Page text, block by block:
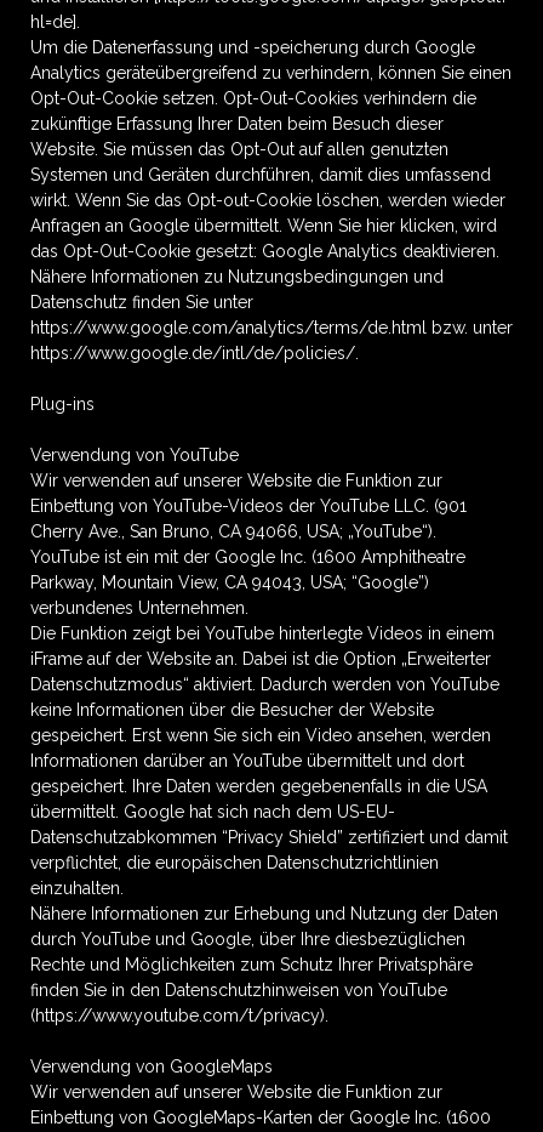
hl=de].
Um die Datenerfassung und -speicherung durch Google
Analytics geräteübergreifend zu verhindern, können Sie einen
Opt-Out-Cookie setzen. Opt-Out-Cookies verhindern die
zukünftige Erfassung Ihrer Daten beim Besuch dieser
Website. Sie müssen das Opt-Out auf allen genutzten
Systemen und Geräten durchführen, damit dies umfassend
wirkt. Wenn Sie das Opt-out-Cookie löschen, werden wieder
Anfragen an Google übermittelt. Wenn Sie hier klicken, wird
das Opt-Out-Cookie gesetzt: Google Analytics deaktivieren.
Nähere Informationen zu Nutzungsbedingungen und
Datenschutz finden Sie unter
https://www.google.com/analytics/terms/de.html bzw. unter
https://www.google.de/intl/de/policies/.
Plug-ins
Verwendung von YouTube
Wir verwenden auf unserer Website die Funktion zur
Einbettung von YouTube-Videos der YouTube LLC. (901
Cherry Ave., San Bruno, CA 94066, USA; „YouTube“).
YouTube ist ein mit der Google Inc. (1600 Amphitheatre
Parkway, Mountain View, CA 94043, USA; “Google”)
verbundenes Unternehmen.
Die Funktion zeigt bei YouTube hinterlegte Videos in einem
iFrame auf der Website an. Dabei ist die Option „Erweiterter
Datenschutzmodus“ aktiviert. Dadurch werden von YouTube
keine Informationen über die Besucher der Website
gespeichert. Erst wenn Sie sich ein Video ansehen, werden
Informationen darüber an YouTube übermittelt und dort
gespeichert. Ihre Daten werden gegebenenfalls in die USA
übermittelt. Google hat sich nach dem US-EU-
Datenschutzabkommen “Privacy Shield” zertifiziert und damit
verpflichtet, die europäischen Datenschutzrichtlinien
einzuhalten.
Nähere Informationen zur Erhebung und Nutzung der Daten
durch YouTube und Google, über Ihre diesbezüglichen
Rechte und Möglichkeiten zum Schutz Ihrer Privatsphäre
finden Sie in den Datenschutzhinweisen von YouTube
(https://www.youtube.com/t/privacy).
Verwendung von GoogleMaps
Wir verwenden auf unserer Website die Funktion zur
Einbettung von GoogleMaps-Karten der Google Inc. (1600